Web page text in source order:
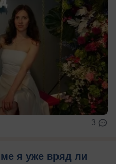
3
я уже вряд ли